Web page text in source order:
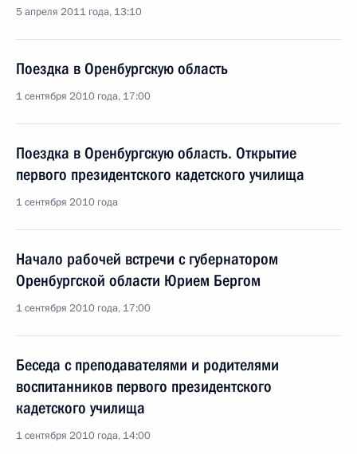
5 апреля 2011 года, 13:10
Поездка в Оренбургскую область
1 сентября 2010 года, 17:00
Поездка в Оренбургскую область. Открытие
первого президентского кадетского училища
1 сентября 2010 года
Начало рабочей встречи с губернатором
Оренбургской области Юрием Бергом
1 сентября 2010 года, 17:00
Беседа с преподавателями и родителями
воспитанников первого президентского
кадетского училища
1 сентября 2010 года, 14:00